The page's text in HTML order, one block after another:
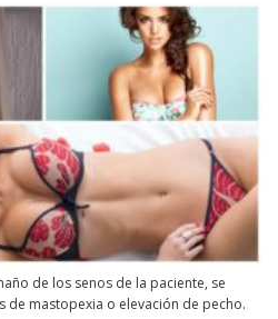
de los senos de la paciente, se
mastopexia o elevación de pecho.